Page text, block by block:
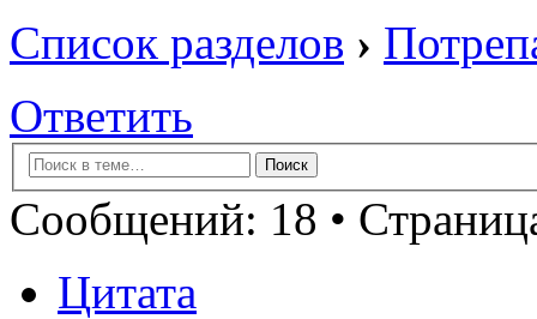
Список разделов ›
Ответить
Сообщений: 18 •
Цитата